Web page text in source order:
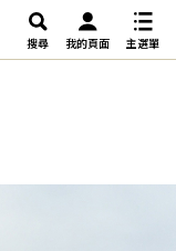
搜尋 我的頁面 主選單